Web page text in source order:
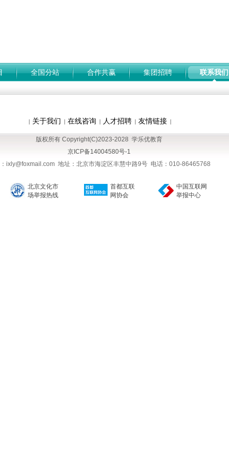
全国分站 合作共赢 集团招聘 联系我们
| 关于我们 | 在线咨询 | 人才招聘 | 友情链接 |
版权所有 Copyright(C)2023-2028 学乐优教育
京ICP备14004580号-1
ixly@foxmail.com 地址：北京市海淀区丰慧中路9号 电话：010-86465768
北京文化市
场举报热线
首都互联
网协会
中国互联网
举报中心